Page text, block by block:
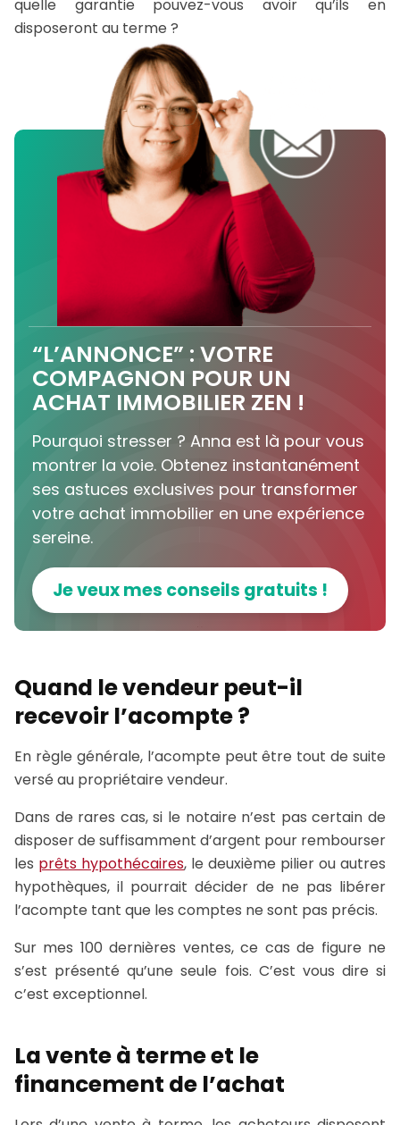
quelle garantie pouvez-vous avoir qu’ils en
disposeront au terme ?
“L’ANNONCE” : VOTRE
COMPAGNON POUR UN
ACHAT IMMOBILIER ZEN !
Pourquoi stresser ? Anna est là pour vous
montrer la voie. Obtenez instantanément
ses astuces exclusives pour transformer
votre achat immobilier en une expérience
sereine.
Je veux mes conseils gratuits !
Quand le vendeur peut-il
recevoir l’acompte ?
En règle générale, l’acompte peut être tout de suite
versé au propriétaire vendeur.
Dans de rares cas, si le notaire n’est pas certain de
disposer de suffisamment d’argent pour rembourser
les prêts hypothécaires, le deuxième pilier ou autres
hypothèques, il pourrait décider de ne pas libérer
l’acompte tant que les comptes ne sont pas précis.
Sur mes 100 dernières ventes, ce cas de figure ne
s’est présenté qu’une seule fois. C’est vous dire si
c’est exceptionnel.
La vente à terme et le
financement de l’achat